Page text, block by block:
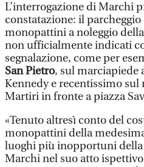
L’interrogazione di Marchi
constatazione: il
monopattini a noleggio
non ufficialmente indicati
segnalazione, come per
San Pietro, sul marciapiede
Kennedy e recentissimo
Martiri in fronte a piazza
«Tenuto altresì conto del
monopattini della
luoghi più inopportuni della
Marchi nel suo atto